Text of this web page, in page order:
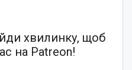
хвилинку, щоб
на Patreon!